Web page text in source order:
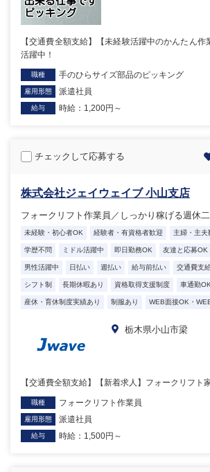
【交通費全額支給】【未経験活躍中のかんたん
活躍中！
職種 手のひらサイズ部品のピッキング
雇用形態 派遣社員
給与 時給：1,200円～
チェックして応募する
株式会社ジェイウェイブ 小山支店
フォークリフト作業員／しっかり稼げる週休二
未経験・初心者OK 経験者・有資格者歓迎 主婦・主夫
学歴不問 ミドル活躍中 即日勤務OK 友達と応募OK
男性活躍中 日払い 週払い 給与前払い 交通費支
シフト制 長期休暇あり 資格取得支援制度 車通勤OK
産休・育休制度実績あり 制服あり WEB面接OK・
栃木県小山市梁
【交通費全額支給】【新着求人】フォークリフト
職種 フォークリフト作業員
雇用形態 派遣社員
給与 時給：1,500円～